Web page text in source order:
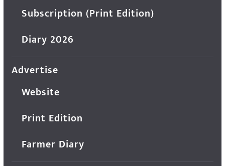
Subscription (Print Edition)
Diary 2026
Advertise
Website
Print Edition
Farmer Diary